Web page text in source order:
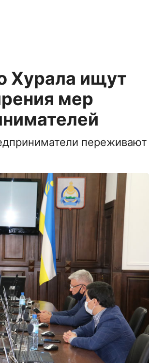
Хурала ищут
мер
переживают